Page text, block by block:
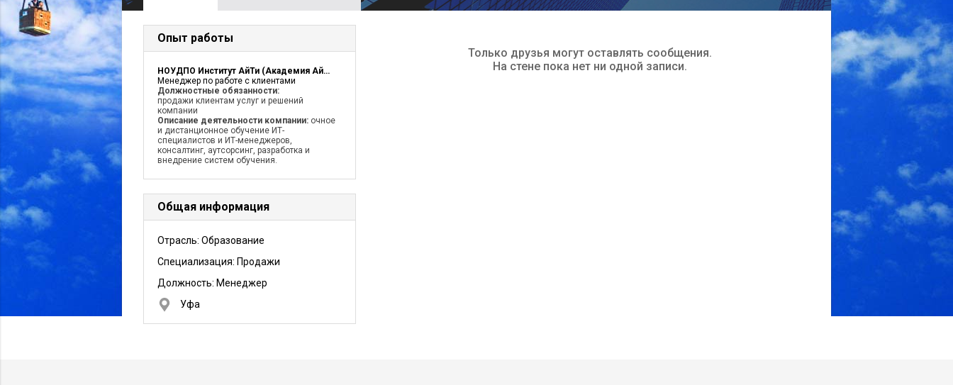
Опыт работы
НОУДПО Институт АйТи (Академия АйТи)
Менеджер по работе с клиентами
Должностные обязанности:
продажи клиентам услуг и решений
компании
Описание деятельности компании: очное
и дистанционное обучение ИТ-
специалистов и ИТ-менеджеров,
консалтинг, аутсорсинг, разработка и
внедрение систем обучения.
Общая информация
Отрасль: Образование
Специализация: Продажи
Должность: Менеджер
Уфа
Только друзья могут оставлять сообщения.
На стене пока нет ни одной записи.